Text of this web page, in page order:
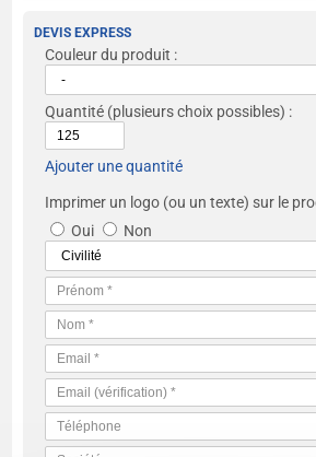
DEVIS EXPRESS
Couleur du produit :
Quantité (plusieurs choix possibles) :
Ajouter une quantité
Imprimer un logo (ou un texte) sur le
Oui
Non